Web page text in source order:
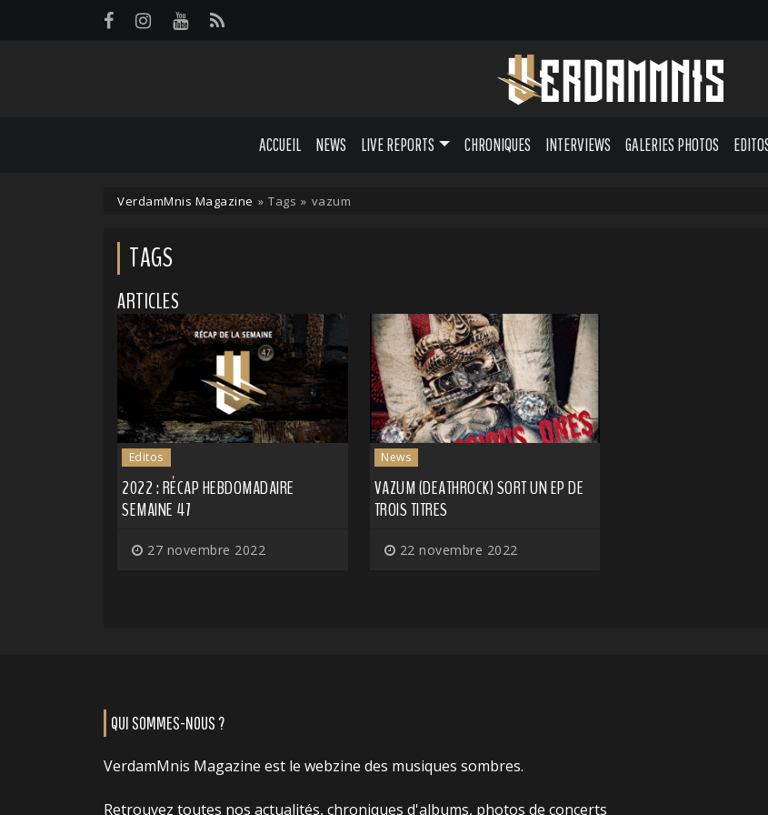
ACCUEIL NEWS LIVE REPORTS CHRONIQUES INTERVIEWS GALERIES PHOTOS
VerdamMnis Magazine » Tags » vazum
TAGS
ARTICLES
Editos
2022 : RÉCAP HEBDOMADAIRE
SEMAINE 47
27 novembre 2022
News
VAZUM (DEATHROCK) SORT UN EP DE
TROIS TITRES
22 novembre 2022
QUI SOMMES-NOUS ?
VerdamMnis Magazine est le webzine des musiques sombres.
Retrouvez toutes nos actualités, chroniques d'albums, photos de concerts
Panneau de gestion des cookies